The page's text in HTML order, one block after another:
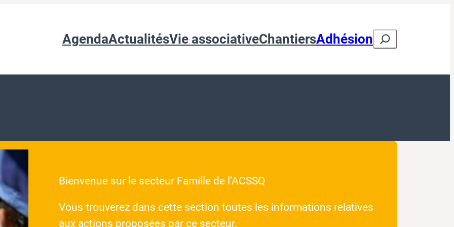
AgendaActualitésVie associativeChantiersAdhésion Search
Bienvenue sur le secteur Famille de l’ACSSQ
Vous trouverez dans cette section toutes les informations relatives
aux actions proposées par ce secteur.